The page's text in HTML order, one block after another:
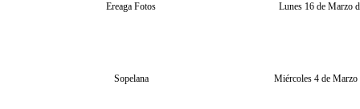
Ereaga Fotos Lunes 16 de Marzo
Sopelana Miércoles 4 de Marzo